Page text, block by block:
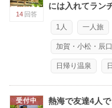
14 回答
には入れてラン
1人 一人旅
加賀・小松・辰口
日帰り温泉
受付中
熱海で友達4人